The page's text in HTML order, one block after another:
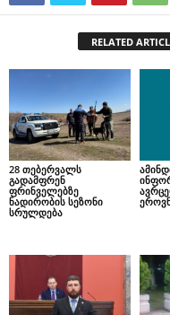
RELATED
28 თებერვალს
გადამფრენ
ფრინველებზე
ნადირობის სეზონი
სრულდება